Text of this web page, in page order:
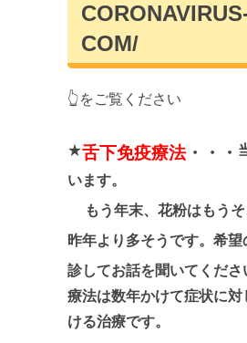
COM/
👆をご覧ください
★舌下免疫療法・・・
います。
もう年末、花粉はもう
昨年より多そうです。 希望
診してお話を聞いてくださ
療法は数年かけて症状に対
ける治療です。